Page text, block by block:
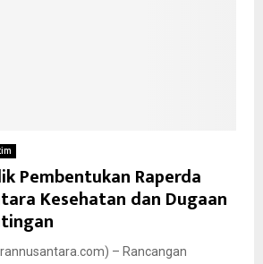
Pembentukan Raperda
Kesehatan dan Dugaan
– Rancangan